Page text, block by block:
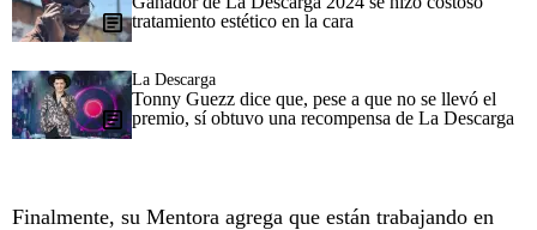
tratamiento estético en la cara
La Descarga
Tonny Guezz dice que, pese a que no se llevó el
premio, sí obtuvo una recompensa de La Descarga
Finalmente, su Mentora agrega que están trabajando en